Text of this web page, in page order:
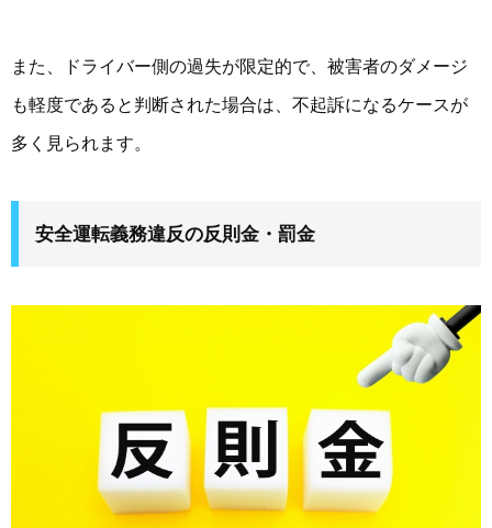
また、ドライバー側の過失が限定的で、被害者のダメージ
も軽度であると判断された場合は、不起訴になるケースが
多く見られます。
安全運転義務違反の反則金・罰金